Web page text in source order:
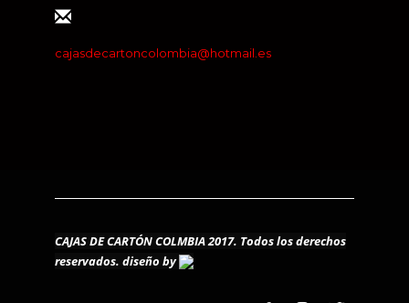
cajasdecartoncolombia@hotmail.es
CAJAS DE CARTÓN COLMBIA 2017. Todos los derechos
reservados. diseño by